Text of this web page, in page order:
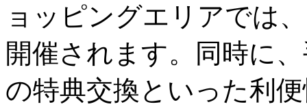
ョッピングエリアでは
開催されます。同時に
の特典交換といった利